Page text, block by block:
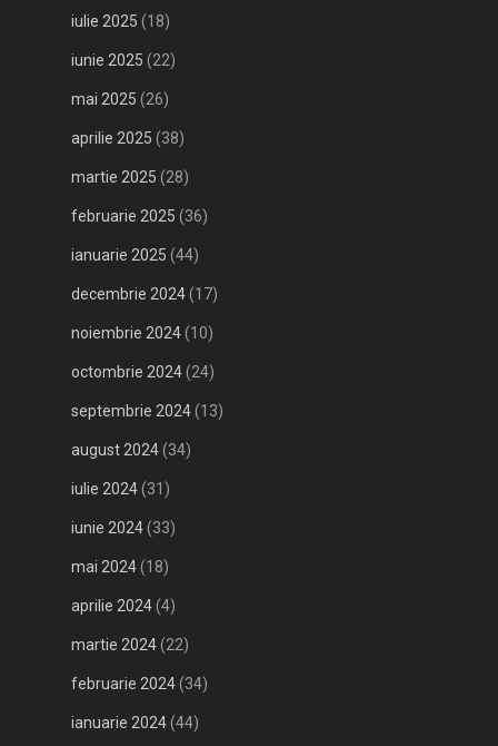
iulie 2025 (18)
iunie 2025 (22)
mai 2025 (26)
aprilie 2025 (38)
martie 2025 (28)
februarie 2025 (36)
ianuarie 2025 (44)
decembrie 2024(17)
noiembrie 2024(10)
octombrie 2024(24)
septembrie 2024(13)
august 2024(34)
iulie 2024(31)
iunie 2024(33)
mai 2024(18)
aprilie 2024(4)
martie 2024(22)
februarie 2024(34)
ianuarie 2024(44)